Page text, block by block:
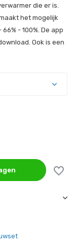
die er is.
het mogelijk
- 100%. De app
Ook is een